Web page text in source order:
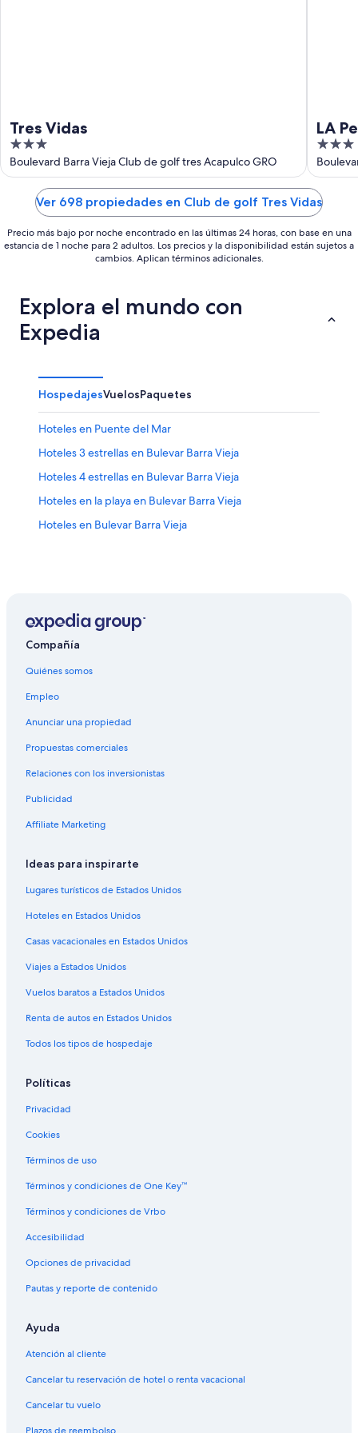
Tres Vidas
3
out
of
Boulevard Barra Vieja Club de golf tres Acapulco GRO
LA
3
out
of
5
Ver 698 propiedades en Club de golf Tres Vidas
Precio más bajo por noche encontrado en las últimas 24 horas, con base en una
estancia de 1 noche para 2 adultos. Los precios y la disponibilidad están sujetos a
cambios. Aplican términos adicionales.
Explora el mundo con
Expedia
HospedajesVuelosPaquetes
Hoteles en Puente del Mar
Hoteles 3 estrellas en Bulevar Barra Vieja
Hoteles 4 estrellas en Bulevar Barra Vieja
Hoteles en la playa en Bulevar Barra Vieja
Hoteles en Bulevar Barra Vieja
Compañía
Quiénes somos
Empleo
Anunciar una propiedad
Propuestas comerciales
Relaciones con los inversionistas
Publicidad
Affiliate Marketing
Ideas para inspirarte
Lugares turísticos de Estados Unidos
Hoteles en Estados Unidos
Casas vacacionales en Estados Unidos
Viajes a Estados Unidos
Vuelos baratos a Estados Unidos
Renta de autos en Estados Unidos
Todos los tipos de hospedaje
Políticas
Privacidad
Cookies
Términos de uso
Términos y condiciones de One Key™
Términos y condiciones de Vrbo
Accesibilidad
Opciones de privacidad
Pautas y reporte de contenido
Ayuda
Atención al cliente
Cancelar tu reservación de hotel o renta vacacional
Cancelar tu vuelo